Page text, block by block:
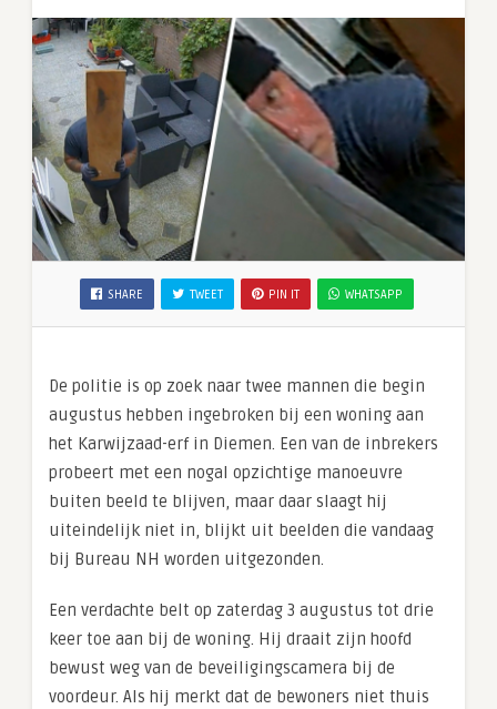
SHARE TWEET PIN IT WHATSAPP
De politie is op zoek naar twee mannen die begin
augustus hebben ingebroken bij een woning aan
het Karwijzaad-erf in Diemen. Een van de inbrekers
probeert met een nogal opzichtige manoeuvre
buiten beeld te blijven, maar daar slaagt hij
uiteindelijk niet in, blijkt uit beelden die vandaag
bij Bureau NH worden uitgezonden.
Een verdachte belt op zaterdag 3 augustus tot drie
keer toe aan bij de woning. Hij draait zijn hoofd
bewust weg van de beveiligingscamera bij de
voordeur. Als hij merkt dat de bewoners niet thuis